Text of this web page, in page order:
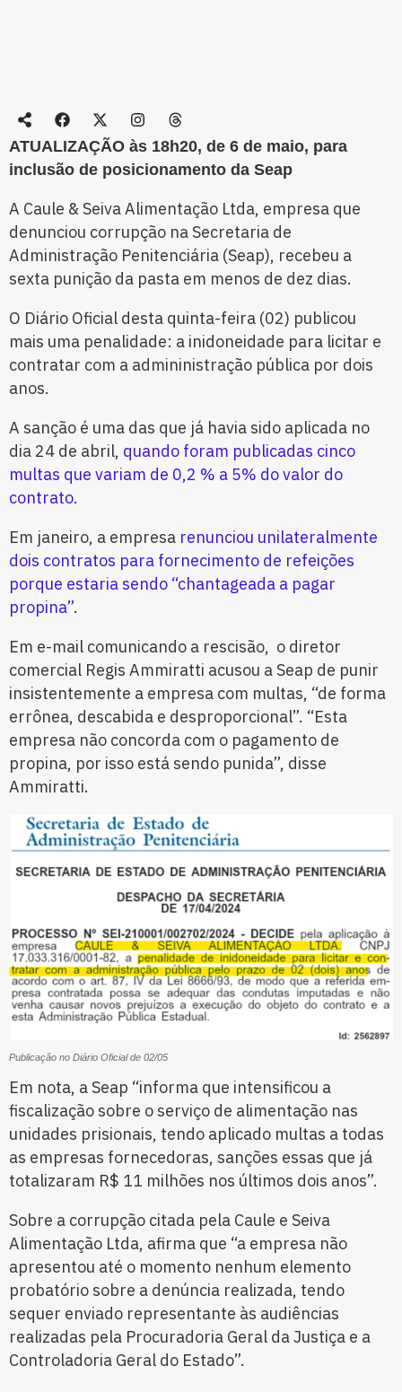
ATUALIZAÇÃO às 18h20, de 6 de maio, para
inclusão de posicionamento da Seap
A Caule & Seiva Alimentação Ltda, empresa que
denunciou corrupção na Secretaria de
Administração Penitenciária (Seap), recebeu a
sexta punição da pasta em menos de dez dias.
O Diário Oficial desta quinta-feira (02) publicou
mais uma penalidade: a inidoneidade para licitar e
contratar com a admininistração pública por dois
anos.
A sanção é uma das que já havia sido aplicada no
dia 24 de abril, quando foram publicadas cinco
multas que variam de 0,2 % a 5% do valor do
contrato.
Em janeiro, a empresa renunciou unilateralmente
dois contratos para fornecimento de refeições
porque estaria sendo “chantageada a pagar
propina”.
Em e-mail comunicando a rescisão, o diretor
comercial Regis Ammiratti acusou a Seap de punir
insistentemente a empresa com multas, “de forma
errônea, descabida e desproporcional”. “Esta
empresa não concorda com o pagamento de
propina, por isso está sendo punida”, disse
Ammiratti.
Publicação no Diário Oficial de 02/05
Em nota, a Seap “informa que intensificou a
fiscalização sobre o serviço de alimentação nas
unidades prisionais, tendo aplicado multas a todas
as empresas fornecedoras, sanções essas que já
totalizaram R$ 11 milhões nos últimos dois anos”.
Sobre a corrupção citada pela Caule e Seiva
Alimentação Ltda, afirma que “a empresa não
apresentou até o momento nenhum elemento
probatório sobre a denúncia realizada, tendo
sequer enviado representante às audiências
realizadas pela Procuradoria Geral da Justiça e a
Controladoria Geral do Estado”.